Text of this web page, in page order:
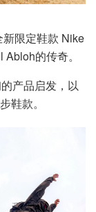
限定鞋款 Nike
的传奇。
产品启发，以
鞋款。